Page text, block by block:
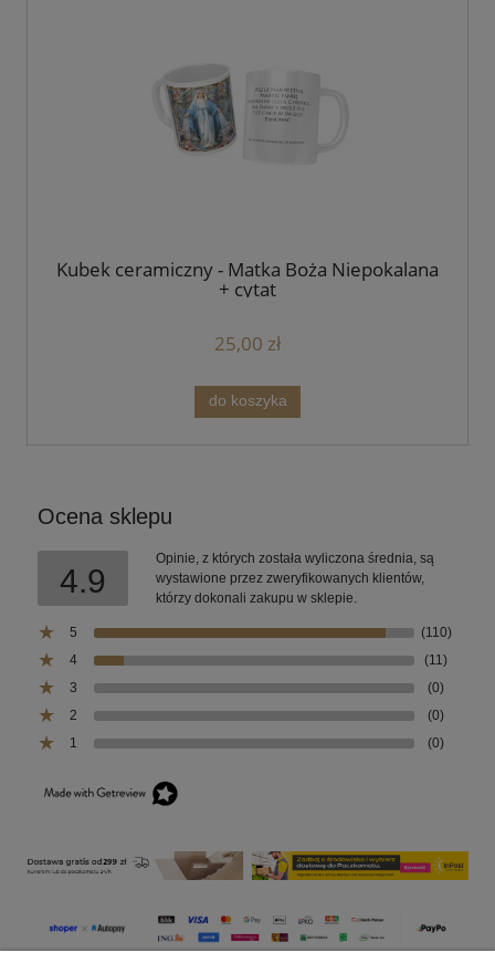
Kubek ceramiczny - Matka Boża Niepokalana
+ cytat
25,00 zł
do koszyka
Ocena sklepu
4.9
Opinie, z których została wyliczona średnia, są
wystawione przez zweryfikowanych klientów,
którzy dokonali zakupu w sklepie.
5
(110)
4
(11)
3
(0)
2
(0)
1
(0)